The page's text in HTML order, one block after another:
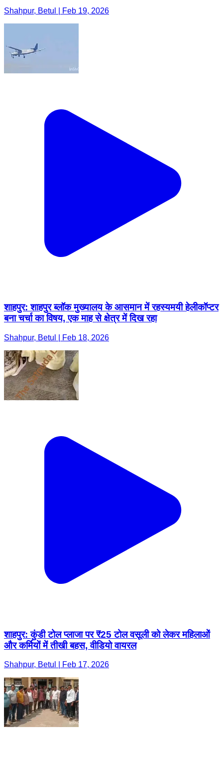
Shahpur, Betul | Feb 19, 2026
शाहपुर: शाहपुर ब्लॉक मुख्यालय के आसमान में रहस्यमयी हेलीकॉप्टर
बना चर्चा का विषय, एक माह से क्षेत्र में दिख रहा
Shahpur, Betul | Feb 18, 2026
शाहपुर: कुंडी टोल प्लाजा पर ₹25 टोल वसूली को लेकर महिलाओं
और कर्मियों में तीखी बहस, वीडियो वायरल
Shahpur, Betul | Feb 17, 2026